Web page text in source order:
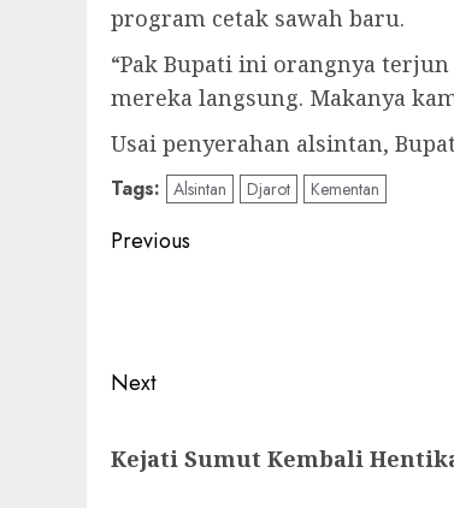
program cetak sawah baru.
“Pak Bupati ini orangnya
mereka langsung. Makanya
Usai penyerahan alsintan,
Tags: Alsintan Djarot Kementan
Post
Previous
Next
post:
Kejati Sumut Kembali